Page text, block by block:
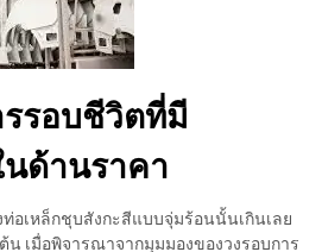
รอบชีวิตที่มี
ด้านราคา
อเหล็กชุบสังกะสีแบบจุ่มร้อนนั้นเกินเลย
น เมื่อพิจารณาจากมุมมองของวงรอบการ